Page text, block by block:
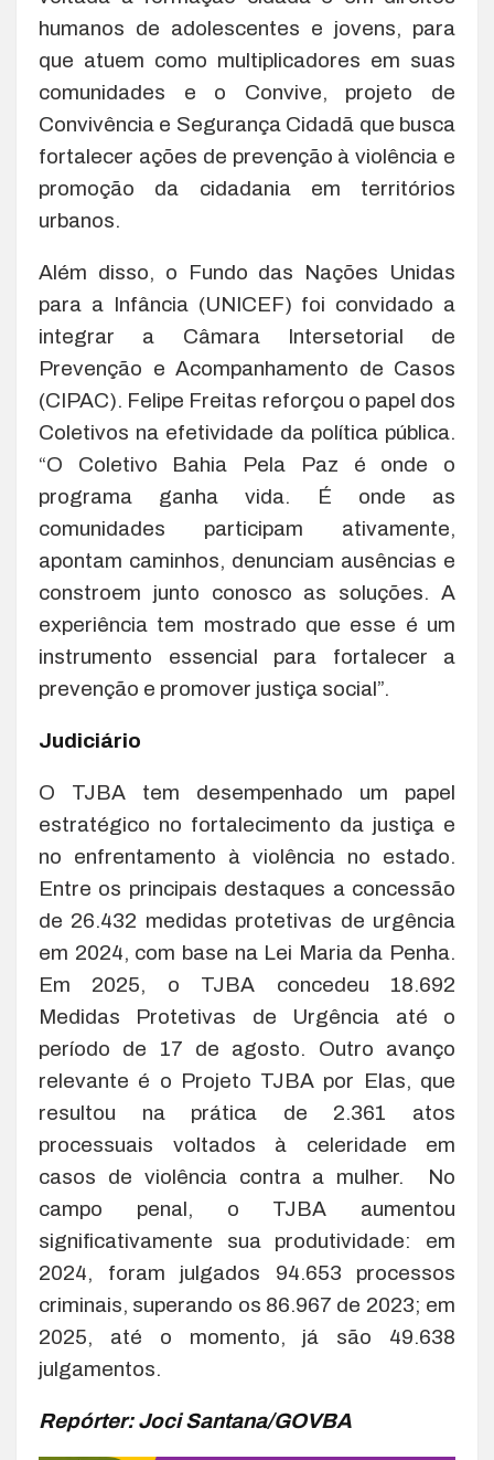
humanos de adolescentes e jovens, para
que atuem como multiplicadores em suas
comunidades e o Convive, projeto de
Convivência e Segurança Cidadã que busca
fortalecer ações de prevenção à violência e
promoção da cidadania em territórios
urbanos.
Além disso, o Fundo das Nações Unidas
para a Infância (UNICEF) foi convidado a
integrar a Câmara Intersetorial de
Prevenção e Acompanhamento de Casos
(CIPAC). Felipe Freitas reforçou o papel dos
Coletivos na efetividade da política pública.
“O Coletivo Bahia Pela Paz é onde o
programa ganha vida. É onde as
comunidades participam ativamente,
apontam caminhos, denunciam ausências e
constroem junto conosco as soluções. A
experiência tem mostrado que esse é um
instrumento essencial para fortalecer a
prevenção e promover justiça social”.
Judiciário
O TJBA tem desempenhado um papel
estratégico no fortalecimento da justiça e
no enfrentamento à violência no estado.
Entre os principais destaques a concessão
de 26.432 medidas protetivas de urgência
em 2024, com base na Lei Maria da Penha.
Em 2025, o TJBA concedeu 18.692
Medidas Protetivas de Urgência até o
período de 17 de agosto. Outro avanço
relevante é o Projeto TJBA por Elas, que
resultou na prática de 2.361 atos
processuais voltados à celeridade em
casos de violência contra a mulher. No
campo penal, o TJBA aumentou
significativamente sua produtividade: em
2024, foram julgados 94.653 processos
criminais, superando os 86.967 de 2023; em
2025, até o momento, já são 49.638
julgamentos.
Repórter: Joci Santana/GOVBA